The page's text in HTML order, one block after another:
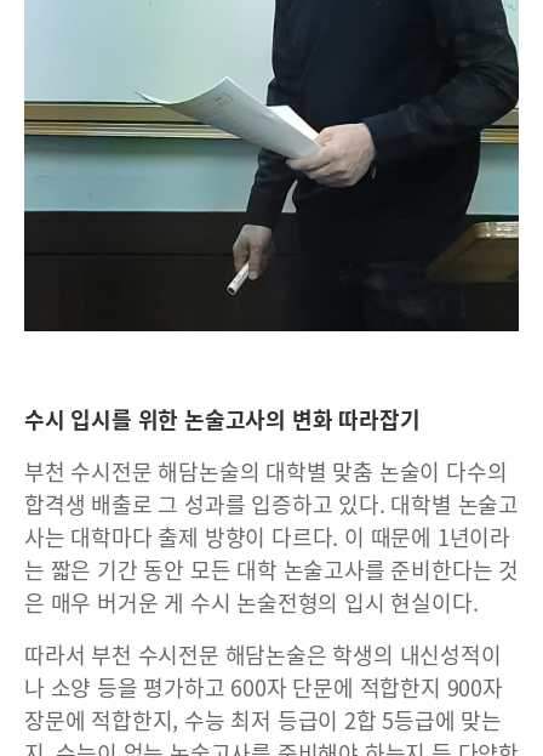
수시 입시를 위한 논술고사의 변화 따라잡기
부천 수시전문 해담논술의 대학별 맞춤 논술이 다수의
합격생 배출로 그 성과를 입증하고 있다. 대학별 논술고
사는 대학마다 출제 방향이 다르다. 이 때문에 1년이라
는 짧은 기간 동안 모든 대학 논술고사를 준비한다는 것
은 매우 버거운 게 수시 논술전형의 입시 현실이다.
따라서 부천 수시전문 해담논술은 학생의 내신성적이
나 소양 등을 평가하고 600자 단문에 적합한지 900자
장문에 적합한지, 수능 최저 등급이 2합 5등급에 맞는